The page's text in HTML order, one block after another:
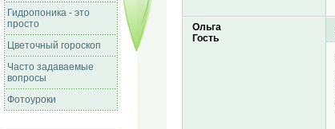
Гидропоника - это
просто
Цветочный гороскоп
Часто задаваемые
вопросы
Фотоуроки
Ольга
Гость